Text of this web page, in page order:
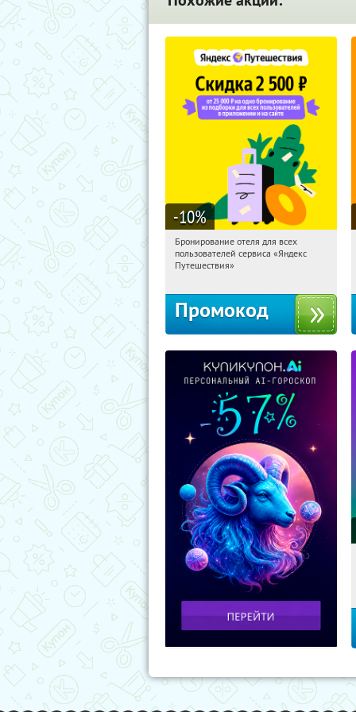
-10%
11:32:10
Получи первым!
Россия
Бронирование отеля для всех
пользователей сервиса «Яндекс
Путешествия»
Промокод